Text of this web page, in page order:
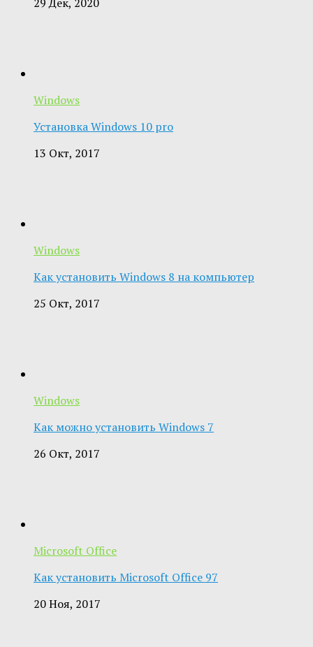
Windows
Установка Windows 10 pro
13 Окт, 2017
Windows
Как установить Windows 8 на компьютер
25 Окт, 2017
Windows
Как можно установить Windows 7
26 Окт, 2017
Microsoft Office
Как установить Microsoft Office 97
20 Ноя, 2017